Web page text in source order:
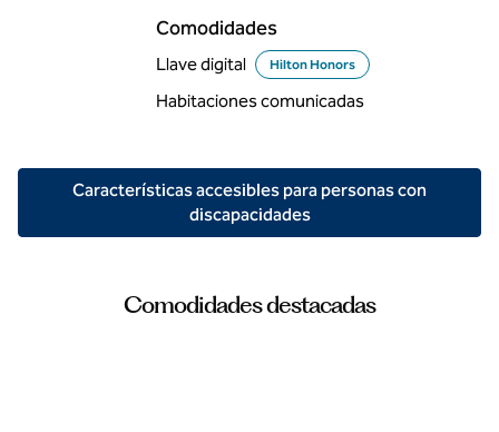
Comodidades
Llave digital Hilton Honors
Habitaciones comunicadas
Características accesibles para personas con
discapacidades
Comodidades destacadas
PISCINA